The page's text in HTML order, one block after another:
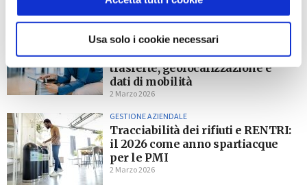
Usa solo i cookie necessari
GESTIONE AZIENDALE
La privacy del lavoratore in
movimento: smart working,
trasferte, geolocalizzazione e
dati di mobilità
2 Marzo 2026
GESTIONE AZIENDALE
Tracciabilità dei rifiuti e RENTRI:
il 2026 come anno spartiacque
per le PMI
2 Marzo 2026